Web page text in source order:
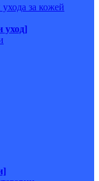
за кожей
уход]